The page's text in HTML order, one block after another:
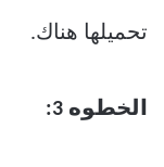
تحميلها هناك.
الخطوه 3: